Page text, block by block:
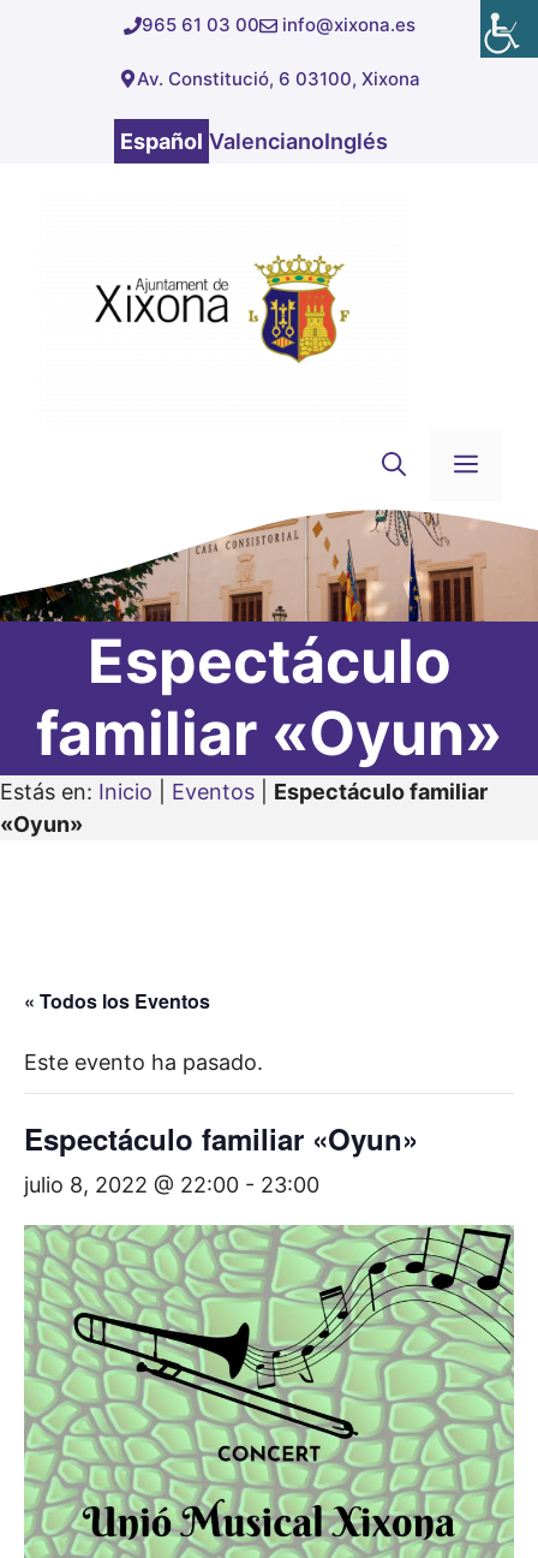
965 61 03 00 info@xixona.es
Av. Constitució, 6 03100, Xixona
Español ValencianoInglés
Espectáculo
familiar «Oyun»
Estás en: Inicio Eventos
Espectáculo familiar
«Oyun»
« Todos los Eventos
Este evento ha pasado.
Espectáculo familiar «Oyun»
julio 8, 2022 @ 22:00 - 23:00